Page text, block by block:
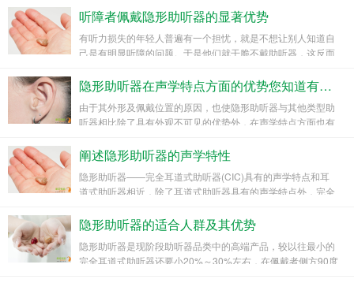
是助听器品类中处于高端的产品，主要面向人群为对外观及音
听障者佩戴隐形助听器的显著优势
有听力损失的年轻人普遍有一个担忧，就是不想让别人知道自
己是有明显听障的问题。于是他们就干脆不戴助听器，这反而
隐形助听器在声学特点方面的优势您知道有哪些吗？
由于其外形及佩戴位置的原因，也使隐形助听器与其他类型助
听器相比除了具有外观不可见的优势外，在声学特点方面也有
阐述隐形助听器的声学特性
隐形助听器——完全耳道式助听器(CIC)具有的声学特点和耳
道式助听器相近，除了耳道式助听器具有的声学特点外，完全
隐形助听器的适合人群及其优势
隐形助听器是现阶段助听器品类中的高端产品，较以往最小的
完全耳道式助听器还要小20%～30%左右，在佩戴者侧方90度